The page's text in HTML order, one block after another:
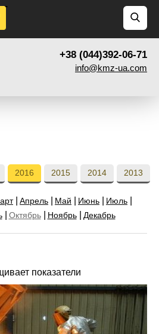
+38 (044)392-06-71
info@kmz-ua.com
2016 2015 2014 2013
Апрель Май Июнь
Июль
Октябрь Ноябрь Декабрь
показатели